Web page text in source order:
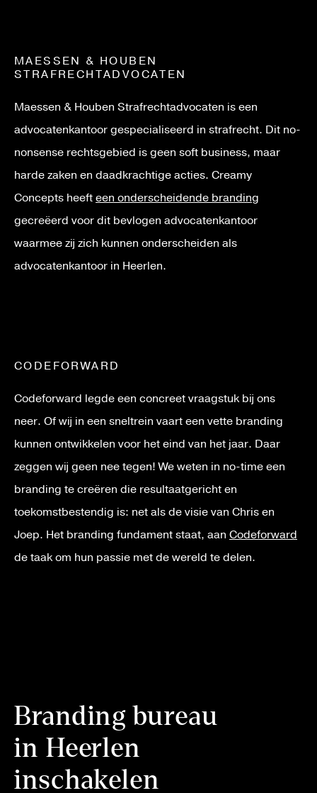
MAESSEN & HOUBEN
STRAFRECHTADVOCATEN
Maessen & Houben Strafrechtadvocaten is een
advocatenkantoor gespecialiseerd in strafrecht. Dit no-
nonsense rechtsgebied is geen soft business, maar
harde zaken en daadkrachtige acties. Creamy
Concepts heefteen onderscheidende branding
gecreëerd voor dit bevlogen advocatenkantoor
waarmee zij zich kunnen onderscheiden als
advocatenkantoor in Heerlen.
CODEFORWARD
Codeforward legde een concreet vraagstuk bij ons
neer. Of wij in een sneltrein vaart een vette branding
kunnen ontwikkelen voor het eind van het jaar. Daar
zeggen wij geen nee tegen! We weten in no-time een
branding te creëren die resultaatgericht en
toekomstbestendig is: net als de visie van Chris en
Joep. Het branding fundament staat, aan Codeforward
de taak om hun passie met de wereld te delen.
Branding bureau
in Heerlen
inschakelen